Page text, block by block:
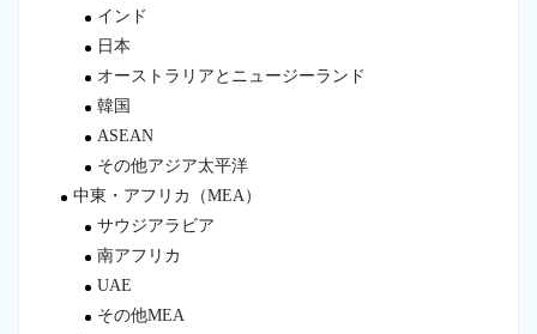
インド
日本
オーストラリアとニュージーランド
韓国
ASEAN
その他アジア太平洋
中東・アフリカ（MEA）
サウジアラビア
南アフリカ
UAE
その他MEA